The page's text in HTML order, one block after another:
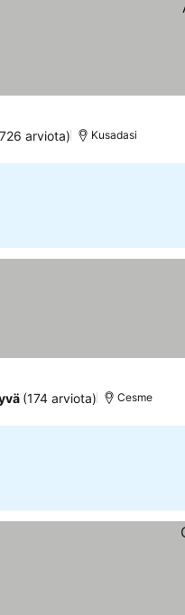
arviota) Kusadasi
(174 arviota) Cesme